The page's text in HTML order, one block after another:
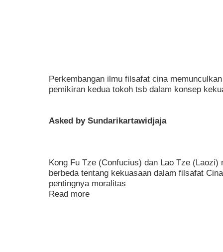
Perkembangan ilmu filsafat cina
pemikiran kedua tokoh tsb dalam konsep
Asked by Sundarikartawidjaja
Kong Fu Tze (Confucius) dan Lao Tze (Laozi)
berbeda tentang kekuasaan dalam filsafat
pentingnya moralitas
Read more